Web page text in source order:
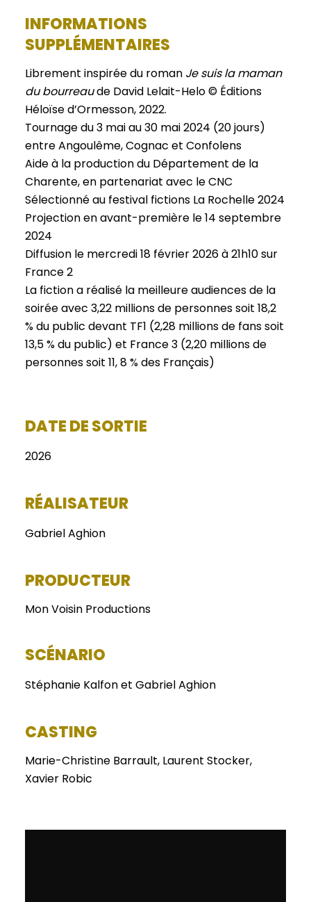
INFORMATIONS
SUPPLÉMENTAIRES
Librement inspirée du roman Je suis la maman
du bourreaude David Lelait-Helo © Éditions
Héloïse d’Ormesson, 2022.
Tournage du 3 mai au 30 mai 2024 (20 jours)
entre Angoulême, Cognac et Confolens
Aide à la production du Département de la
Charente, en partenariat avec le CNC
Sélectionné au festival fictions La Rochelle 2024
Projection en avant-première le 14 septembre
2024
Diffusion le mercredi 18 février 2026 à 21h10 sur
France 2
La fiction a réalisé la meilleure audiences de la
soirée avec 3,22 millions de personnes soit 18,2
% du public devant TF1 (2,28 millions de fans soit
13,5 % du public) et France 3 (2,20 millions de
personnes soit 11, 8 % des Français)
DATE DE SORTIE
2026
RÉALISATEUR
Gabriel Aghion
PRODUCTEUR
Mon Voisin Productions
SCÉNARIO
Stéphanie Kalfon et Gabriel Aghion
CASTING
Marie-Christine Barrault, Laurent Stocker,
Xavier Robic